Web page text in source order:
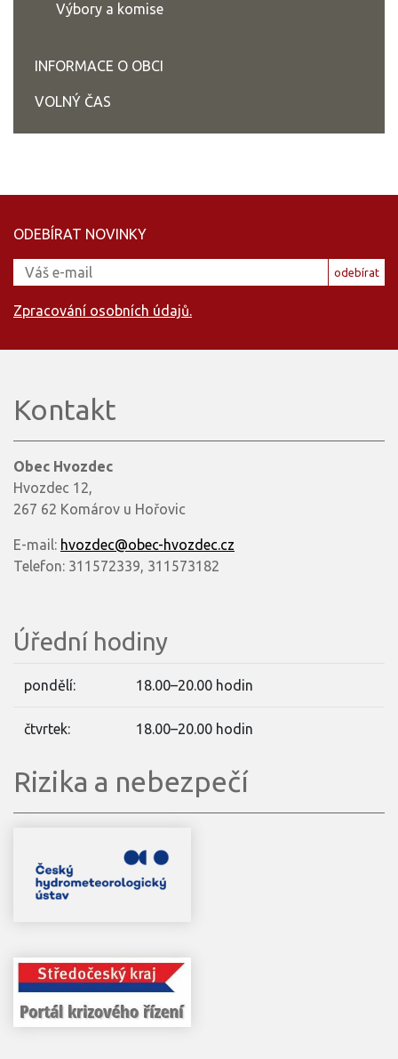
Výbory a komise
INFORMACE O OBCI
VOLNÝ ČAS
ODEBÍRAT NOVINKY
odebírat
Zpracování osobních údajů.
Kontakt
Obec Hvozdec
Hvozdec 12,
267 62 Komárov u Hořovic
E-mail: hvozdec@obec-hvozdec.cz
Telefon: 311572339, 311573182
Úřední hodiny
pondělí: 18.00–20.00 hodin
čtvrtek: 18.00–20.00 hodin
Rizika a nebezpečí